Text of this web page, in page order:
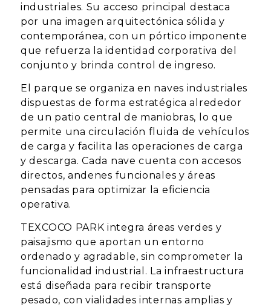
industriales. Su acceso principal destaca
por una imagen arquitectónica sólida y
contemporánea, con un pórtico imponente
que refuerza la identidad corporativa del
conjunto y brinda control de ingreso.
El parque se organiza en naves industriales
dispuestas de forma estratégica alrededor
de un patio central de maniobras, lo que
permite una circulación fluida de vehículos
de carga y facilita las operaciones de carga
y descarga. Cada nave cuenta con accesos
directos, andenes funcionales y áreas
pensadas para optimizar la eficiencia
operativa.
TEXCOCO PARK integra áreas verdes y
paisajismo que aportan un entorno
ordenado y agradable, sin comprometer la
funcionalidad industrial. La infraestructura
está diseñada para recibir transporte
pesado, con vialidades internas amplias y